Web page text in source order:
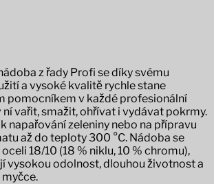
z řady Profi se díky svému
a vysoké kvalitě rychle stane
pomocníkem v každé profesionální
ní vařit, smažit, ohřívat i vydávat pokrmy.
napařování zeleniny nebo na přípravu
až do teploty 300 °C. Nádoba se
18/10 (18 % niklu, 10 % chromu),
vysokou odolnost, dlouhou životnost a